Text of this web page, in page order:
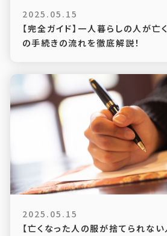
2025.05.15
【完全ガイド】一人暮らしの人が亡
の手続きの流れを徹底解説！
2025.05.15
【亡くなった人の服が捨てられな